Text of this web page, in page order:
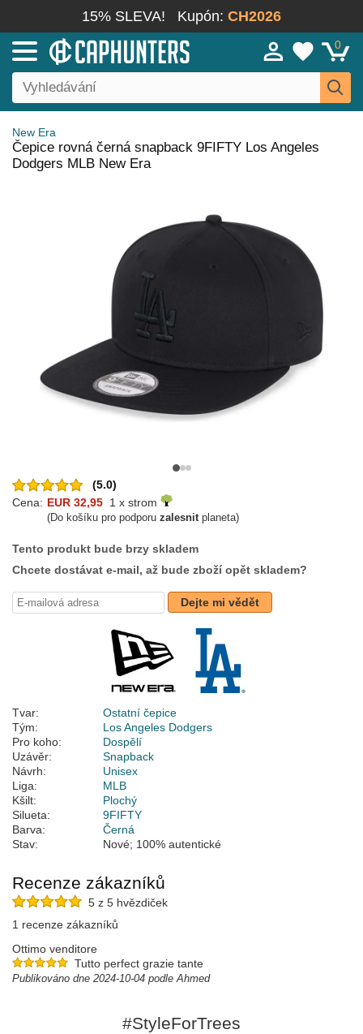
15% SLEVA! Kupón: CH2026
0
New Era
Čepice rovná černá snapback 9FIFTY Los Angeles
Dodgers MLB New Era
(5.0)
Cena: EUR 32,95 1 x strom
(Do košíku pro podporu zalesnitplaneta)
Tento produkt bude brzy skladem
Chcete dostávat e-mail, až bude zboží opět skladem?
Dejte mi vědět
Tvar:
Ostatní čepice
Tým:
Los Angeles Dodgers
Pro koho:
Dospělí
Uzávěr:
Snapback
Návrh:
Unisex
Liga:
MLB
Kšilt:
Plochý
Silueta:
9FIFTY
Barva:
Černá
Stav:
Nové; 100% autentické
Recenze zákazníků
5 z 5 hvězdiček
1 recenze zákazníků
Ottimo venditore
Tutto perfect grazie tante
Publikováno dne 2024-10-04 podle Ahmed
#StyleForTrees